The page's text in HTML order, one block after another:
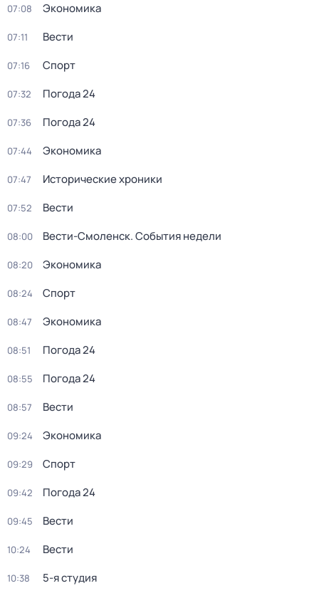
07:08 Экономика
07:11 Вести
07:16 Спорт
07:32 Погода 24
07:36 Погода 24
07:44 Экономика
07:47 Исторические хроники
07:52 Вести
08:00 Вести-Смоленск. События недели
08:20 Экономика
08:24 Спорт
08:47 Экономика
08:51 Погода 24
08:55 Погода 24
08:57 Вести
09:24 Экономика
09:29 Спорт
09:42 Погода 24
09:45 Вести
10:24 Вести
10:38 5-я студия